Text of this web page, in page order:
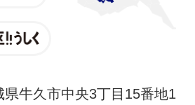
牛久市中央3丁目15番地1